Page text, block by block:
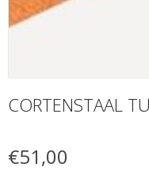
CORTENSTAAL
€51,00